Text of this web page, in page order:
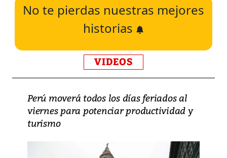
No te pierdas nuestras mejores
historias
VIDEOS
Perú moverá todos los días feriados al
viernes para potenciar productividad y
turismo